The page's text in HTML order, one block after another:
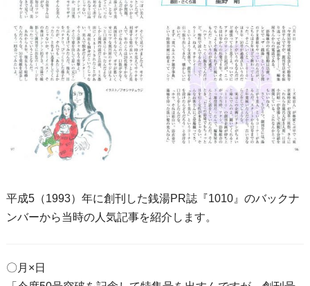
平成5（1993）年に創刊した銭湯PR誌『1010』のバックナ
ンバーから当時の人気記事を紹介します。
〇月×日